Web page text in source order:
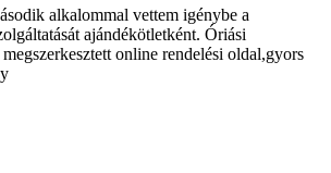
alkalommal vettem igénybe a
ajándékötletként. Óriási
online rendelési oldal,gyors